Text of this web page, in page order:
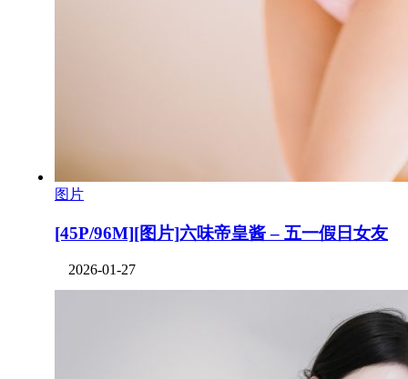
图片
[45P/96M][图片]六味帝皇酱 – 五一假日女友
2026-01-27